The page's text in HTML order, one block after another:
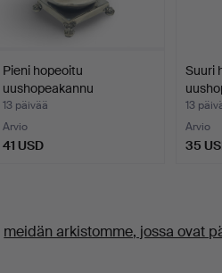
Pieni hopeoitu
uushopeakannu
tassujaloilla.
13 päivää
Arvio
41 USD
Suuri
13
Arvio
35
meidän arkistomme, jossa ovat